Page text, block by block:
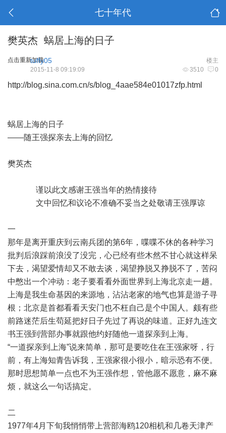
七十年代
樊英杰 蜗居上海的日子
点击重新加载 楼主
tuffy05
3510 0
2015-11-8 09:19:09
http://blog.sina.com.cn/s/blog_4aae584e01017zfp.html
蜗居上海的日子
——随王强探亲去上海的回忆
樊英杰
谨以此文感谢王强当年的热情接待
文中回忆和议论不准确不妥当之处敬请王强厚谅
一
那年是离开重庆到云南兵团的第6年，喋喋不休的各种学习
批判后浪踩前浪没了没完，心已经有些木然不甘心就这样呆
下去，渴望爱情却又不敢去谈，渴望挣脱又挣脱不了，苦闷
中憋出一个冲动：老子要看看外面世界到上海北京走一趟。
上海是我生命基因的来源地，沾沾老家的地气也算是游子寻
根；北京是首都看看天安门也不枉自己是个中国人。颇有些
前路迷茫后生苟延把好日子先过了再说的味道。正好九连文
书王强到营部办事就跟他约好随他一道探亲到上海。
“一道探亲到上海”说来简单，那可是要吃住在王强家呀，行
前，有上海知青告诉我，王强家很小很小，暗示恐有不便。
那时思想简单一点也不为王强作想，管他愿不愿意，麻不麻
烦，就这么一句话搞定。
二
1977年4月下旬我悄悄带上营部海鸥120相机和几卷天津产